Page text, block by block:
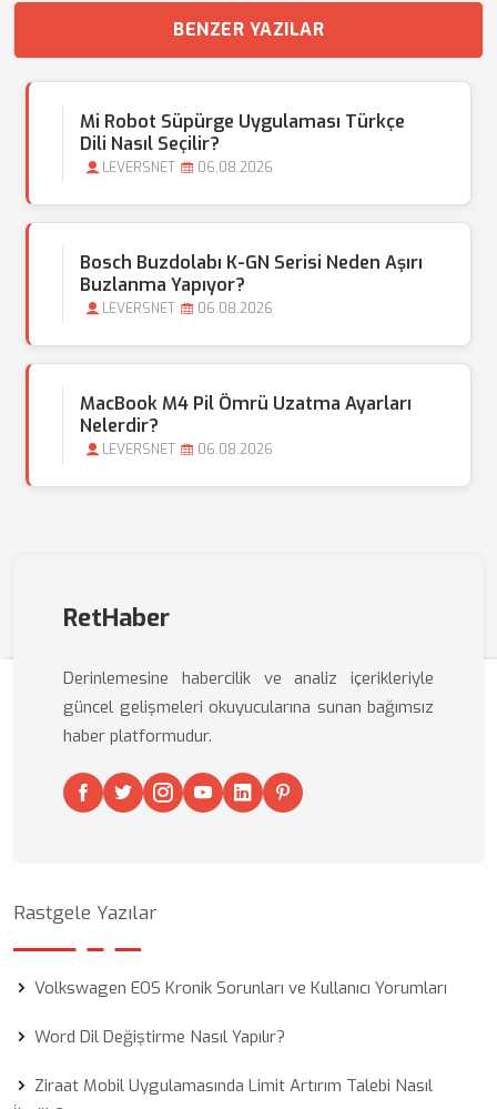
BENZER YAZILAR
Mi Robot Süpürge Uygulaması Türkçe
Dili Nasıl Seçilir?
LEVERSNET 06.08.2026
Bosch Buzdolabı K-GN Serisi Neden Aşırı
Buzlanma Yapıyor?
LEVERSNET 06.08.2026
MacBook M4 Pil Ömrü Uzatma Ayarları
Nelerdir?
LEVERSNET 06.08.2026
RetHaber
Derinlemesine habercilik ve analiz içerikleriyle
güncel gelişmeleri okuyucularına sunan bağımsız
haber platformudur.
Rastgele Yazılar
Volkswagen EOS Kronik Sorunları ve Kullanıcı Yorumları
Word Dil Değiştirme Nasıl Yapılır?
Ziraat Mobil Uygulamasında Limit Artırım Talebi Nasıl